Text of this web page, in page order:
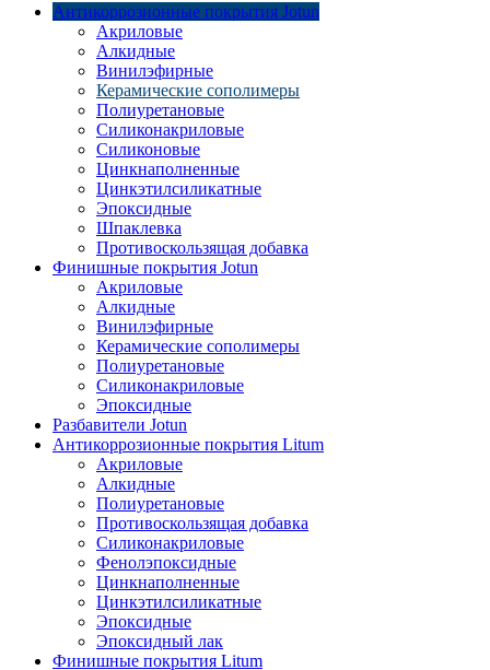
Антикоррозионные покрытия Jotun
Акриловые
Алкидные
Винилэфирные
Керамические сополимеры
Полиуретановые
Силиконакриловые
Силиконовые
Цинкнаполненные
Цинкэтилсиликатные
Эпоксидные
Шпаклевка
Противоскользящая добавка
Финишные покрытия Jotun
Акриловые
Алкидные
Винилэфирные
Керамические сополимеры
Полиуретановые
Силиконакриловые
Эпоксидные
Разбавители Jotun
Антикоррозионные покрытия Litum
Акриловые
Алкидные
Полиуретановые
Противоскользящая добавка
Силиконакриловые
Фенолэпоксидные
Цинкнаполненные
Цинкэтилсиликатные
Эпоксидные
Эпоксидный лак
Финишные покрытия Litum